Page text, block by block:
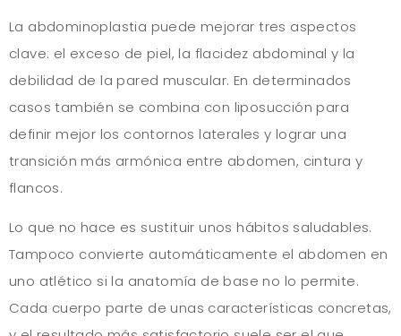
La abdominoplastia puede mejorar tres aspectos
clave: el exceso de piel, la flacidez abdominal y la
debilidad de la pared muscular. En determinados
casos también se combina con liposucción para
definir mejor los contornos laterales y lograr una
transición más armónica entre abdomen, cintura y
flancos.
Lo que no hace es sustituir unos hábitos saludables.
Tampoco convierte automáticamente el abdomen en
uno atlético si la anatomía de base no lo permite.
Cada cuerpo parte de unas características concretas,